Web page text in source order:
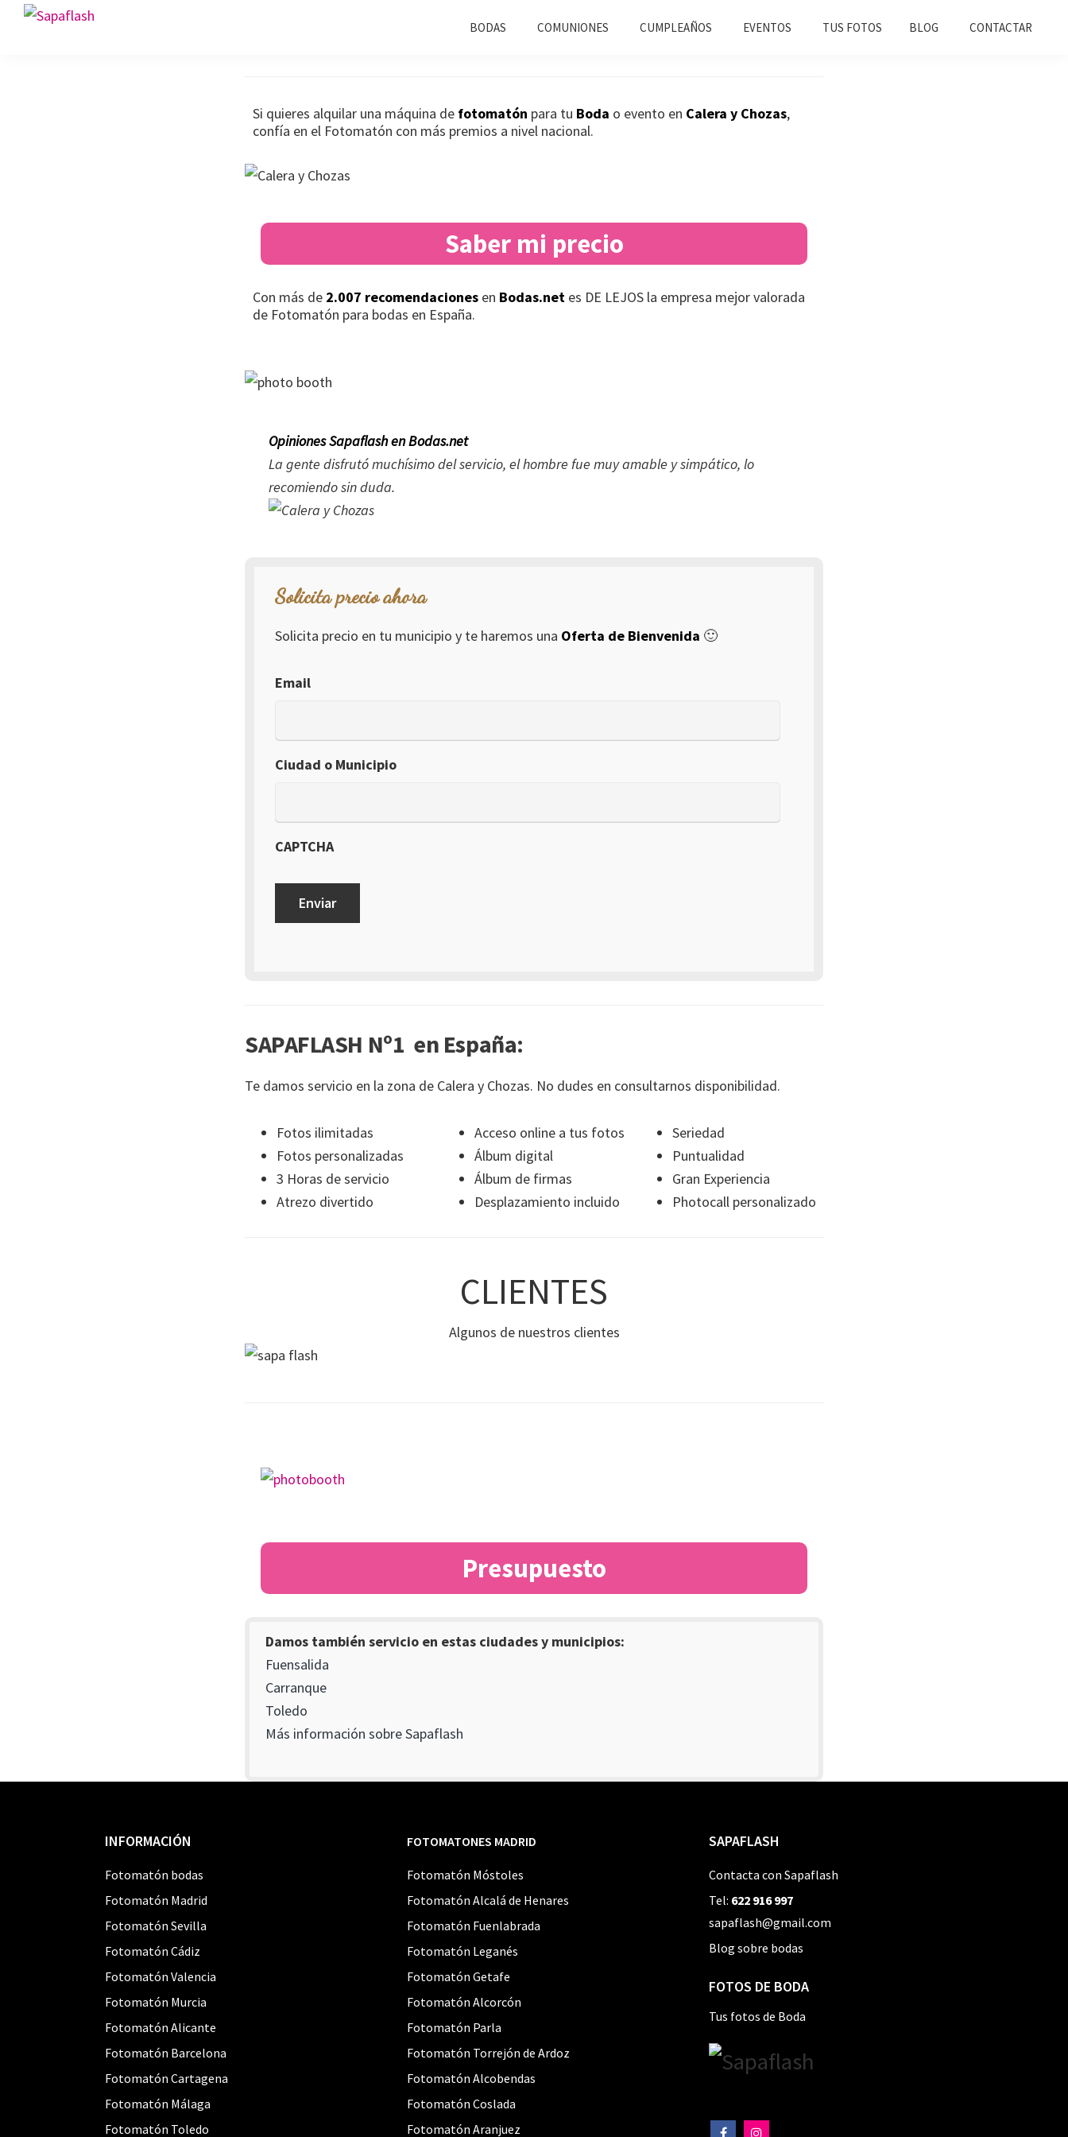
Saltar
Saltar
Saltar
BODAS COMUNIONES CUMPLEAÑOS EVENTOS TUS FOTOS BLOG CONTACTAR
Fotomatón Bodas Calera y Chozas
Si quieres alquilar una máquina de fotomatón para tu Boda o evento en Calera y Chozas,
confía en el Fotomatón con más premios a nivel nacional.
Saber mi precio
Con más de 2.007 recomendaciones en Bodas.net es DE LEJOS la empresa mejor valorada
de Fotomatón para bodas en España.
Opiniones Sapaflash en Bodas.net
La gente disfrutó muchísimo del servicio, el hombre fue muy amable y simpático, lo
recomiendo sin duda.
Solicita precio ahora
Solicita precio en tu municipio y te haremos una Oferta de Bienvenida 🙂
Email
Ciudad o Municipio
CAPTCHA
SAPAFLASH Nº1 en España:
Te damos servicio en la zona de Calera y Chozas. No dudes en consultarnos disponibilidad.
Fotos ilimitadas
Fotos personalizadas
3 Horas de servicio
Atrezo divertido
Acceso online a tus fotos
Álbum digital
Álbum de firmas
Desplazamiento incluido
Seriedad
Puntualidad
Gran Experiencia
Photocall personalizado
CLIENTES
Algunos de nuestros clientes
Presupuesto
Damos también servicio en estas ciudades y municipios:
Fuensalida
Carranque
Toledo
Más información sobre Sapaflash
INFORMACIÓN
Fotomatón bodas
Fotomatón Madrid
Fotomatón Sevilla
Fotomatón Cádiz
Fotomatón Valencia
Fotomatón Murcia
Fotomatón Alicante
Fotomatón Barcelona
Fotomatón Cartagena
Fotomatón Málaga
Fotomatón Toledo
FOTOMATONES MADRID
Fotomatón Móstoles
Fotomatón Alcalá de Henares
Fotomatón Fuenlabrada
Fotomatón Leganés
Fotomatón Getafe
Fotomatón Alcorcón
Fotomatón Parla
Fotomatón Torrejón de Ardoz
Fotomatón Alcobendas
Fotomatón Coslada
Fotomatón Aranjuez
SAPAFLASH
Contacta con Sapaflash
Tel: 622 916 997
sapaflash@gmail.com
Blog sobre bodas
FOTOS DE BODA
Tus fotos de Boda